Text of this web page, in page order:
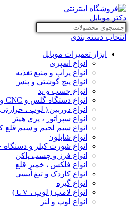
انتخاب دسته بندی
ابزار تعمیرات موبایل
انواع اسپری
انواع پراب و منبع تغذیه
انواع پیچ گوشتی و پنس
انواع چسب و پد
انواع دستگاه گلس و CNC و لیزر
انواع دوربین ( لوپ ،
انواع سپراتور ، پری هیتر
انواع سیم لحیم و سیم
انواع شابلون
انواع شورت کیلر و
انواع فرز و چسب پاکن
انواع فلکس ، خمیر قلع
انواع کاردک و تیغ آیسی
انواع گیره
انواع لامپ ( لوپ ، UV )
انواع لوپ و لنز